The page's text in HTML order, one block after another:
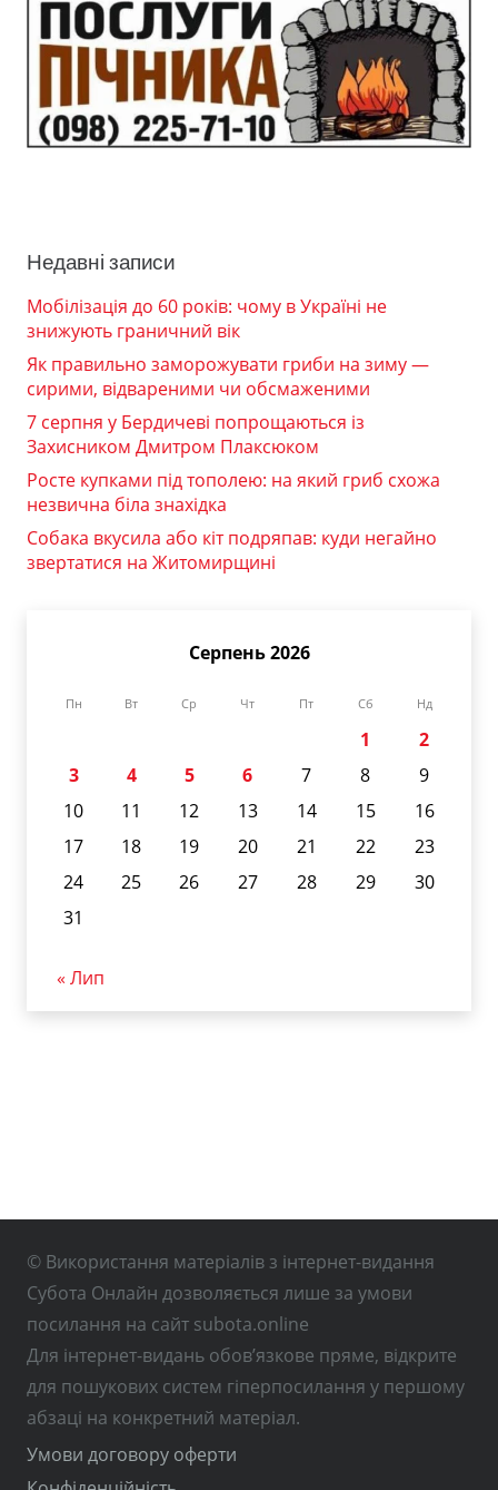
Недавні записи
Мобілізація до 60 років: чому в Україні не
знижують граничний вік
Як правильно заморожувати гриби на зиму —
сирими, відвареними чи обсмаженими
7 серпня у Бердичеві попрощаються із
Захисником Дмитром Плаксюком
Росте купками під тополею: на який гриб схожа
незвична біла знахідка
Собака вкусила або кіт подряпав: куди негайно
звертатися на Житомирщині
Серпень 2026
Пн Вт Ср Чт Пт Сб Нд
1
2
3
4 5 6 7 8
9
10
11 12 13 14 15
16
17
18 19 20 21 22
23
24
25 26 27 28 29
30
31
« Лип
© Використання матеріалів з інтернет-видання
Субота Онлайн дозволяється лише за умови
посилання на сайт subota.online
Для інтернет-видань обов’язкове пряме, відкрите
для пошукових систем гіперпосилання у першому
абзаці на конкретний матеріал.
Умови договору оферти